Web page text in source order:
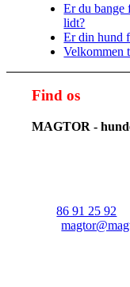
Er du bange
lidt?
Er din hund
Velkommen
Find os
MAGTOR -
Tlf.:86 91 25 92
Mail: